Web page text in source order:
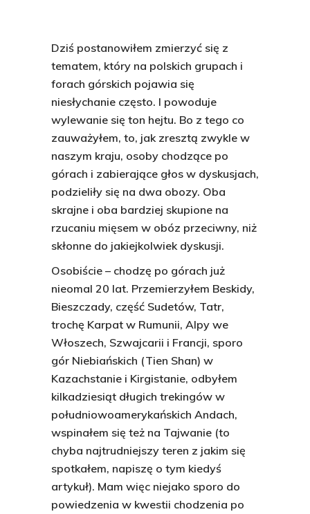
Dziś postanowiłem zmierzyć się z
tematem, który na polskich grupach i
forach górskich pojawia się
niesłychanie często. I powoduje
wylewanie się ton hejtu. Bo z tego co
zauważyłem, to, jak zresztą zwykle w
naszym kraju, osoby chodzące po
górach i zabierające głos w dyskusjach,
podzieliły się na dwa obozy. Oba
skrajne i oba bardziej skupione na
rzucaniu mięsem w obóz przeciwny, niż
skłonne do jakiejkolwiek dyskusji.
Osobiście – chodzę po górach już
nieomal 20 lat. Przemierzyłem Beskidy,
Bieszczady, część Sudetów, Tatr,
trochę Karpat w Rumunii, Alpy we
Włoszech, Szwajcarii i Francji, sporo
gór Niebiańskich (Tien Shan) w
Kazachstanie i Kirgistanie, odbyłem
kilkadziesiąt długich trekingów w
południowoamerykańskich Andach,
wspinałem się też na Tajwanie (to
chyba najtrudniejszy teren z jakim się
spotkałem, napiszę o tym kiedyś
artykuł). Mam więc niejako sporo do
powiedzenia w kwestii chodzenia po